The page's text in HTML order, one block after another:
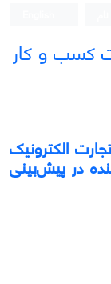
کسب و کار
الکترونیک
در پیش‌بینی